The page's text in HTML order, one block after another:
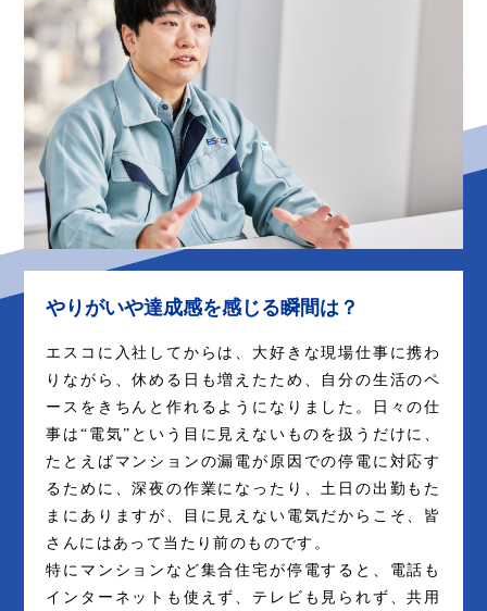
やりがいや達成感を感じる瞬間は？
エスコに入社してからは、大好きな現場仕事に携わ
りながら、休める日も増えたため、自分の生活のペ
ースをきちんと作れるようになりました。日々の仕
事は“電気”という目に見えないものを扱うだけに、
たとえばマンションの漏電が原因での停電に対応す
るために、深夜の作業になったり、土日の出勤もた
まにありますが、目に見えない電気だからこそ、皆
さんにはあって当たり前のものです。
特にマンションなど集合住宅が停電すると、電話も
インターネットも使えず、テレビも見られず、共用